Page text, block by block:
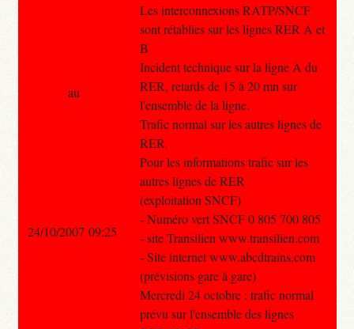
Les interconnexions RATP/SNCF
sont rétablies sur les lignes RER A et
B
Incident technique sur la ligne A du
RER, retards de 15 à 20 mn sur
l'ensemble de la ligne.
Trafic normal sur les autres lignes de
RER.
Pour les informations trafic sur les
autres lignes de RER
(exploitation SNCF)
- Numéro vert SNCF 0 805 700 805
- site Transilien www.transilien.com
- Site internet www.abcdtrains.com
(prévisions gare à gare)
Mercredi 24 octobre : trafic normal
prévu sur l'ensemble des lignes
au
24/10/2007 09:25